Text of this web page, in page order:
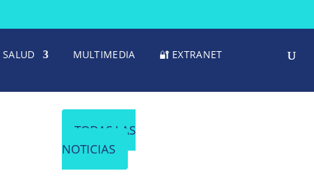
SALUD MULTIMEDIA 🔐 EXTRANET
TODAS LAS
NOTICIAS